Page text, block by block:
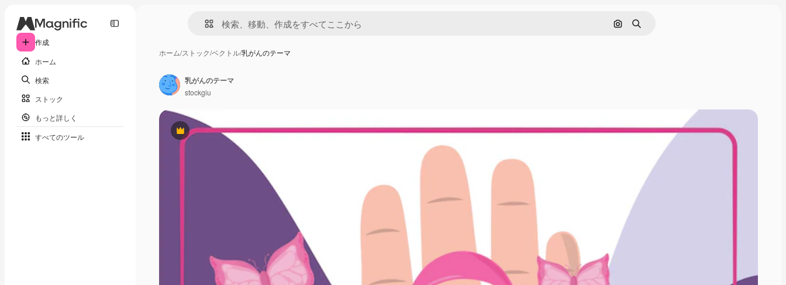
作成
ホーム
検索
ストック
もっと詳しく
すべてのツール
画像で検索
検索
ホーム/ストック/ベクトル/乳がんのテーマ
Premium
乳がんのテーマ
stockgiu